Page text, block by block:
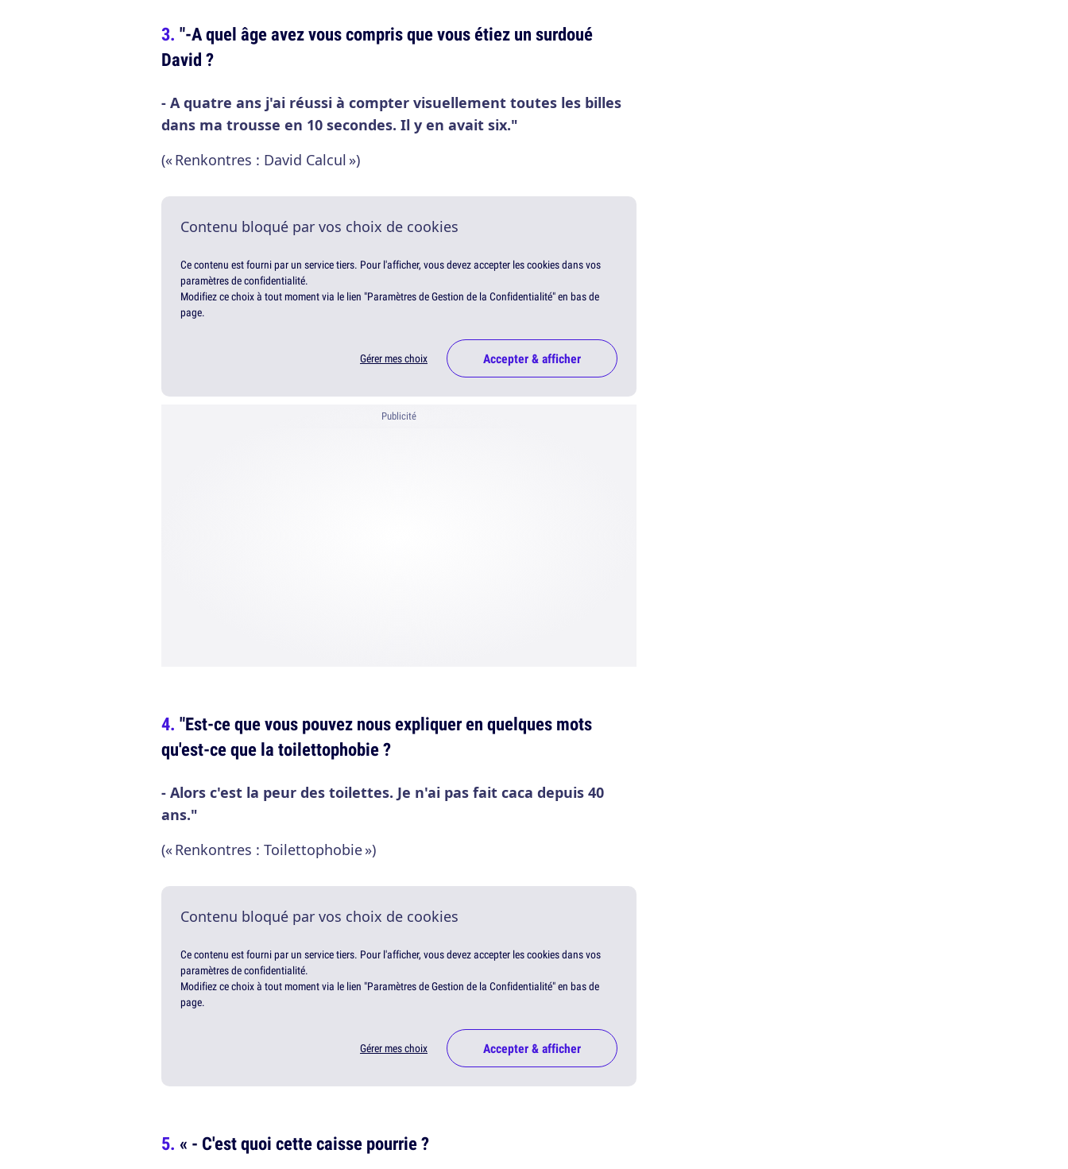
"-A quel âge avez vous compris que vous étiez un surdoué
David ?
- A quatre ans j'ai réussi à compter visuellement toutes les billes
dans ma trousse en 10 secondes. Il y en avait six."
(« Renkontres : David Calcul »)
Contenu bloqué par vos choix de cookies
Ce contenu est fourni par un service tiers. Pour l'afficher, vous devez accepter les cookies dans vos
paramètres de confidentialité.
Modifiez ce choix à tout moment via le lien "Paramètres de Gestion de la Confidentialité" en bas de
page.
Gérer mes choix Accepter & afficher
Publicité
"Est-ce que vous pouvez nous expliquer en quelques mots
qu'est-ce que la toilettophobie ?
- Alors c'est la peur des toilettes. Je n'ai pas fait caca depuis 40
ans."
(« Renkontres : Toilettophobie »)
Contenu bloqué par vos choix de cookies
Ce contenu est fourni par un service tiers. Pour l'afficher, vous devez accepter les cookies dans vos
paramètres de confidentialité.
Modifiez ce choix à tout moment via le lien "Paramètres de Gestion de la Confidentialité" en bas de
page.
Gérer mes choix Accepter & afficher
« - C'est quoi cette caisse pourrie ?